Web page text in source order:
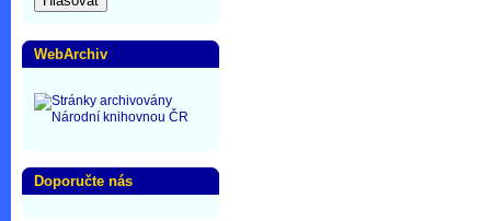
WebArchiv
Doporučte nás